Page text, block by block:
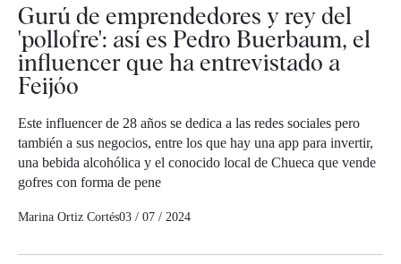
Gurú de emprendedores y rey del
'pollofre': así es Pedro Buerbaum, el
influencer que ha entrevistado a
Feijóo
Este influencer de 28 años se dedica a las redes sociales pero
también a sus negocios, entre los que hay una app para invertir,
una bebida alcohólica y el conocido local de Chueca que vende
gofres con forma de pene
Marina Ortiz Cortés03 / 07 / 2024